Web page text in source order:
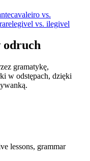
cavaleiro vs.
elegivel vs. ilegivel
odruch
gramatykę,
w odstępach, dzięki
lessons, grammar